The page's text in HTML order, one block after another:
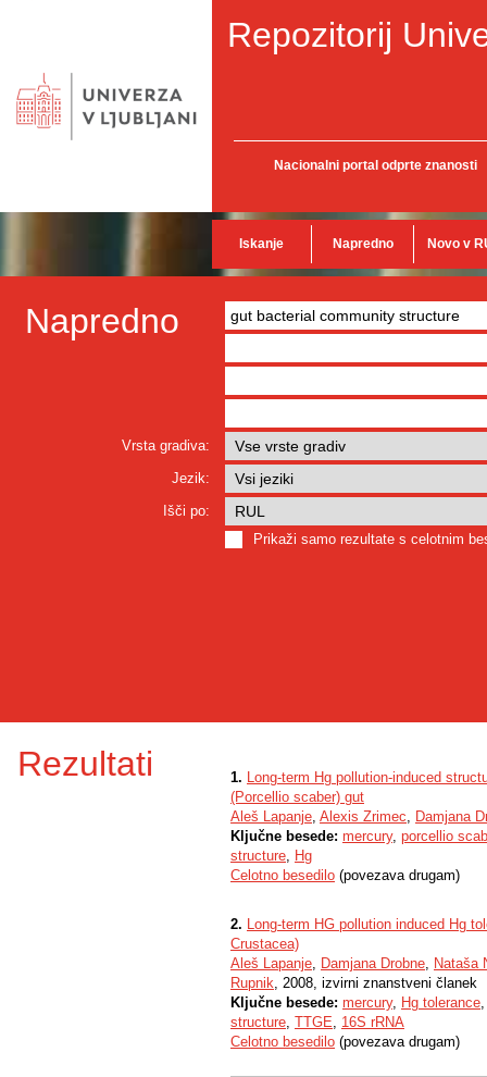
Repozitorij
Nacionalni portal odprte znanosti
Iskanje Napredno Novo v
Napredno
Vrsta gradiva:
Jezik:
Išči po:
Prikaži samo rezultate s celotnim
Rezultati 1. Long-term Hg pollution-induced
(Porcellio scaber) gut
Aleš Lapanje, Alexis Zrimec, Damjana
Ključne besede: mercury, porcellio
structure, Hg
Celotno besedilo (povezava drugam)
2. Long-term HG pollution induced Hg
Crustacea)
Aleš Lapanje, Damjana Drobne, Nataša
Rupnik, 2008, izvirni znanstveni članek
Ključne besede: mercury, Hg tolerance
structure, TTGE, 16S rRNA
Celotno besedilo (povezava drugam)